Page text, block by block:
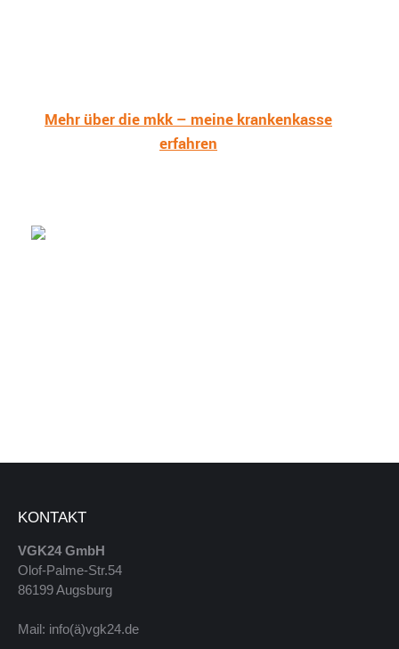
Mehr über die mkk – meine krankenkasse
erfahren
KONTAKT
VGK24 GmbH
Olof-Palme-Str.54
86199 Augsburg
Mail: info(ä)vgk24.de